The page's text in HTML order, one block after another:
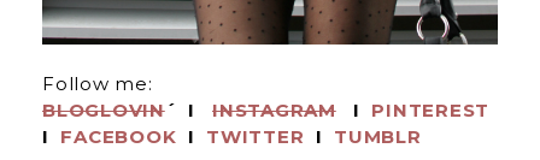
Follow me:
BLOGLOVIN´ I INSTAGRAMI PINTEREST
I FACEBOOK I TWITTER I TUMBLR